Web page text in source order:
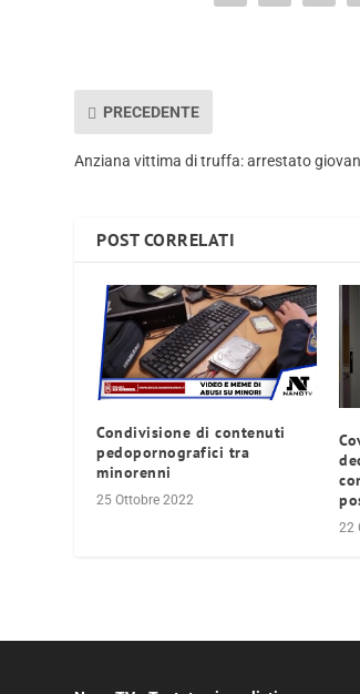
PRECEDENTE
Anziana vittima di truffa: arrestato
POST CORRELATI
Condivisione di contenuti
pedopornografici tra
minorenni
25 Ottobre 2022
22